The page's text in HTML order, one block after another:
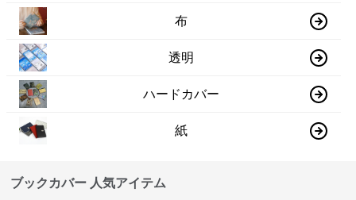
布
透明
ハードカバー
紙
ブックカバー 人気アイテム